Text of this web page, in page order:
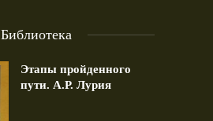
Библиотека
Этапы пройденного
пути. А.Р. Лурия